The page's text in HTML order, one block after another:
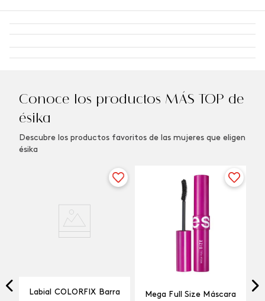
Conoce los productos MÁS TOP de
ésika
Descubre los productos favoritos de las mujeres que eligen
ésika
Labial COLORFIX Barra
Mega Full Size Máscara